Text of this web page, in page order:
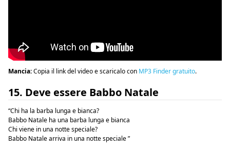
Mancia:Copia il link del video e scaricalo con MP3 Finder gratuito.
15. Deve essere Babbo Natale
“Chi ha la barba lunga e bianca?
Babbo Natale ha una barba lunga e bianca
Chi viene in una notte speciale?
Babbo Natale arriva in una notte speciale ”